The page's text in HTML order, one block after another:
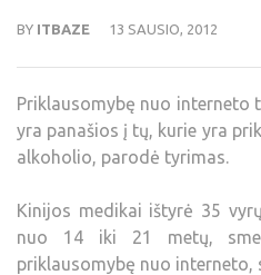
BY ITBAZE 13 SAUSIO, 2012
Priklausomybę nuo interneto
yra panašios į tų, kurie yra
alkoholio, parodė tyrimas.
Kinijos medikai ištyrė 35
nuo 14 iki 21 metų,
priklausomybę nuo interneto,